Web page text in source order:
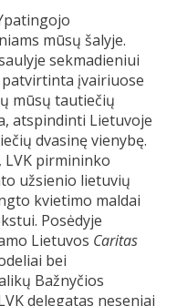
mūsų šalyje.
sekmadieniui
patvirtinta įvairiuose
mūsų tautiečių
atspindinti Lietuvoje
dvasinę vienybę.
pirmininko
užsienio lietuvių
kvietimo maldai
Posėdyje
Lietuvos Caritas
bei
Bažnyčios
delegatas neseniai